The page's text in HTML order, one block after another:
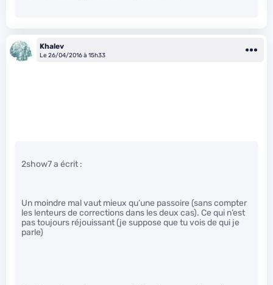
Khalev
Le 26/04/2016 à 15h33
2show7 a écrit :
Un moindre mal vaut mieux qu’une passoire (sans compter
les lenteurs de corrections dans les deux cas). Ce qui n’est
pas toujours réjouissant (je suppose que tu vois de qui je
parle)